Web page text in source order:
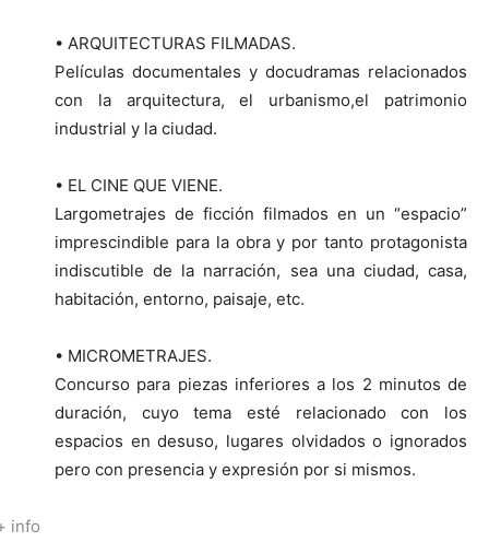
• ARQUITECTURAS FILMADAS.
Películas documentales y docudramas relacionados
con la arquitectura, el urbanismo,el patrimonio
industrial y la ciudad.
• EL CINE QUE VIENE.
Largometrajes de ficción filmados en un “espacio”
imprescindible para la obra y por tanto protagonista
indiscutible de la narración, sea una ciudad, casa,
habitación, entorno, paisaje, etc.
• MICROMETRAJES.
Concurso para piezas inferiores a los 2 minutos de
duración, cuyo tema esté relacionado con los
espacios en desuso, lugares olvidados o ignorados
pero con presencia y expresión por si mismos.
info